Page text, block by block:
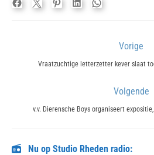
navigatie
Vorige
Previous
Vraatzuchtige letterzetter kever slaat
Volgende
Next
v.v. Dierensche Boys organiseert
Nu op Studio Rheden radio: